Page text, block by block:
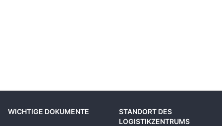
WICHTIGE DOKUMENTE
STANDORT DES
LOGISTIKZENTRUMS